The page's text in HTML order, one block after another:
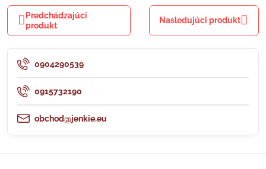
Predchádzajúci
produkt
Nasledujúci produkt
0904290539
0915732190
obchod@jenkie.eu